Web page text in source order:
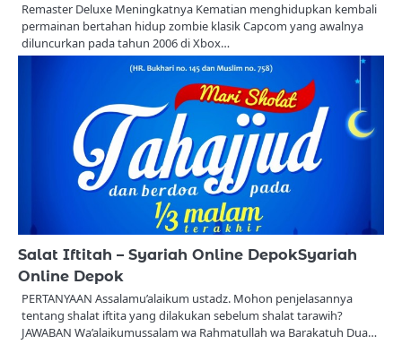
Remaster Deluxe Meningkatnya Kematian menghidupkan kembali
permainan bertahan hidup zombie klasik Capcom yang awalnya
diluncurkan pada tahun 2006 di Xbox…
Salat Iftitah – Syariah Online DepokSyariah
Online Depok
PERTANYAAN Assalamu’alaikum ustadz. Mohon penjelasannya
tentang shalat iftita yang dilakukan sebelum shalat tarawih?
JAWABAN Wa’alaikumussalam wa Rahmatullah wa Barakatuh Dua…